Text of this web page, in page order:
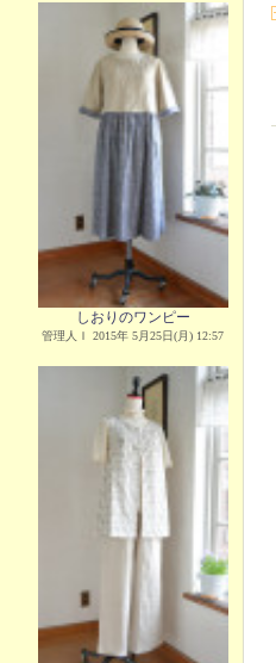
しおりのワンピー
管理人Ｉ 2015年 5月25日(月) 12:57